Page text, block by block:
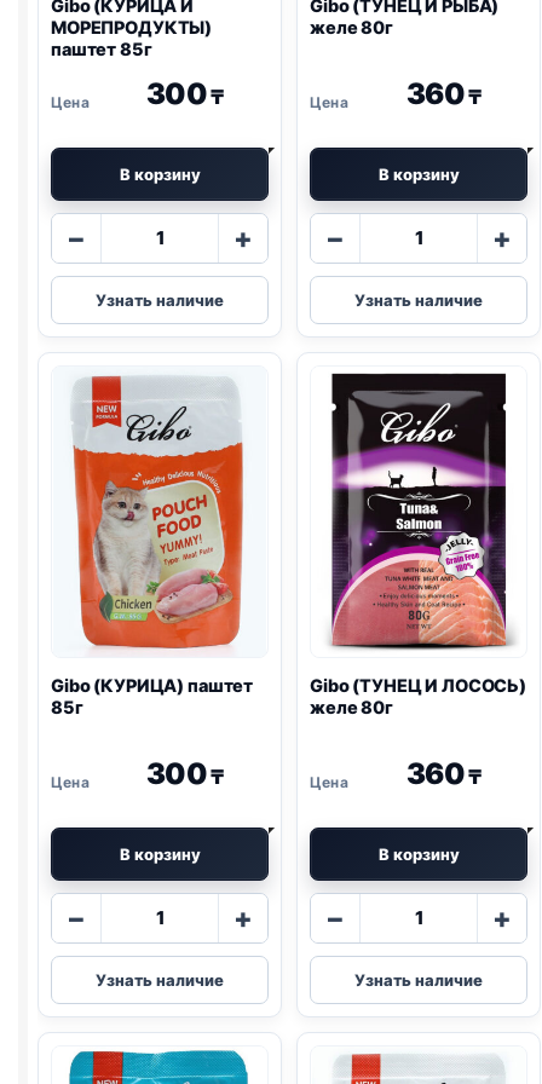
Gibo (КУРИЦА И
МОРЕПРОДУКТЫ)
паштет 85г
300₸
В корзину
−
Количество
Gibo
(КУРИЦА
И
МОРЕПРОДУКТЫ)
паштет
85г
+
Узнать наличие
Gibo (ТУНЕЦ И РЫБА)
желе 80г
360₸
В корзину
−
Количество
Gibo
(ТУНЕЦ
И
желе
80г
+
Узнать наличие
Gibo (КУРИЦА) паштет
85г
300₸
В корзину
−
Количество
Gibo
(КУРИЦА)
паштет
85г
+
Узнать наличие
Gibo (ТУНЕЦ И ЛОСОСЬ)
желе 80г
360₸
В корзину
−
Количество
Gibo
(ТУНЕЦ
И
желе
+
Узнать наличие